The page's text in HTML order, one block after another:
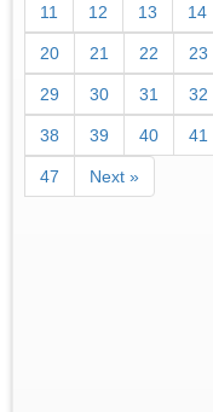
11 12 13 14
20 21 22 23
29 30 31 32
38 39 40 41
47 Next »